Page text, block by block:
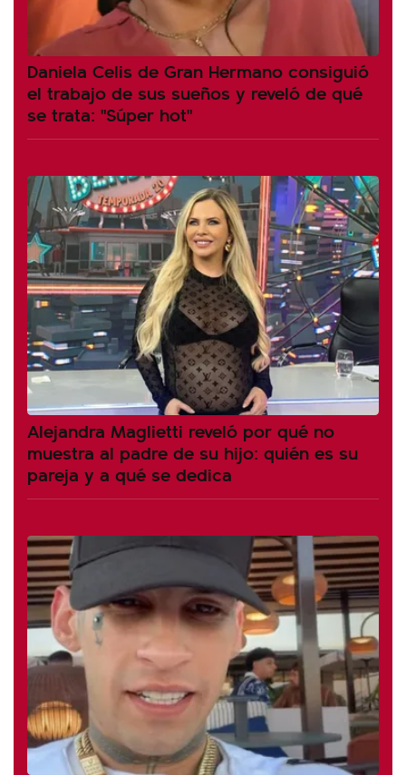
Daniela Celis de Gran Hermano consiguió
el trabajo de sus sueños y reveló de qué
se trata: "Súper hot"
Alejandra Maglietti reveló por qué no
muestra al padre de su hijo: quién es su
pareja y a qué se dedica